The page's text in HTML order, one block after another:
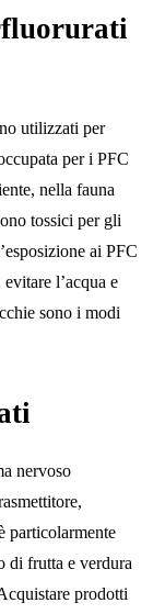
utilizzati per
per i PFC
nella fauna
tossici per gli
ai PFC
l’acqua e
sono i modi
nervoso
particolarmente
di frutta e verdura
prodotti